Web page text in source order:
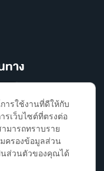
ทาง
ารใช้งานที่ดีให้กับ
เว็บไซต์ที่ตรงต่อ
มารถทราบราย
ครองข้อมูลส่วน
นส่วนตัวของคุณได้